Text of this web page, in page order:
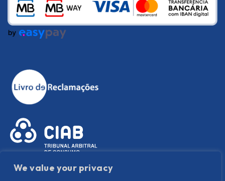
We value your privacy